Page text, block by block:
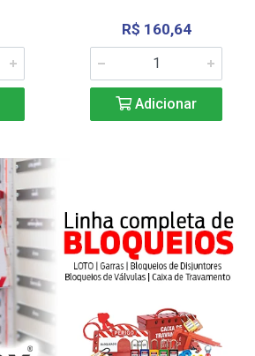
R$ 160,64
Adicionar